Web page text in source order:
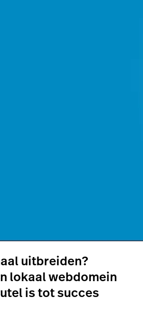
uitbreiden?
lokaal webdomein
is tot succes